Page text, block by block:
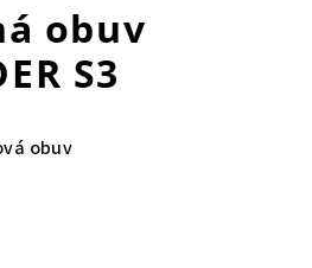
obuv
S3
obuv